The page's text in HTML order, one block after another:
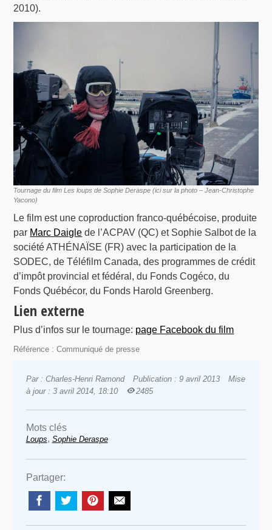
2010).
Tournage du film Les loups de Sophie Deraspe (ici sur la photo – Jean-Christophe
Yacono)
Le film est une coproduction franco-québécoise, produite
par Marc Daigle de l’ACPAV (QC) et Sophie Salbot de la
société ATHÉNAÏSE (FR) avec la participation de la
SODEC, de Téléfilm Canada, des programmes de crédit
d’impôt provincial et fédéral, du Fonds Cogéco, du
Fonds Québécor, du Fonds Harold Greenberg.
Lien externe
Plus d’infos sur le tournage: page Facebook du film
Référence : Communiqué de presse
Par : Charles-Henri Ramond Publication : 9 avril 2013
Mise
à jour : 3 avril 2014, 18:10
2485
Mots clés
Loups, Sophie Deraspe
Partager: